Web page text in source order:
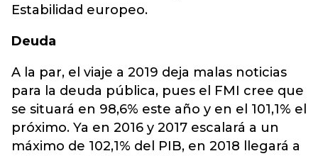
Estabilidad europeo.
Deuda
A la par, el viaje a 2019 deja malas noticias
para la deuda pública, pues el FMI cree que
se situará en 98,6% este año y en el 101,1% el
próximo. Ya en 2016 y 2017 escalará a un
máximo de 102,1% del PIB, en 2018 llegará a